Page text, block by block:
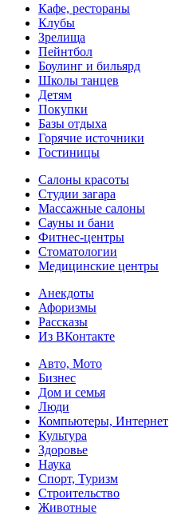
Кафе, рестораны
Клубы
Зрелища
Пейнтбол
Боулинг и бильярд
Школы танцев
Детям
Покупки
Базы отдыха
Горячие источники
Гостиницы
Салоны красоты
Студии загара
Массажные салоны
Сауны и бани
Фитнес-центры
Стоматологии
Медицинские центры
Анекдоты
Афоризмы
Рассказы
Из ВКонтакте
Авто, Мото
Бизнес
Дом и семья
Люди
Компьютеры, Интернет
Культура
Здоровье
Наука
Спорт, Туризм
Строительство
Животные